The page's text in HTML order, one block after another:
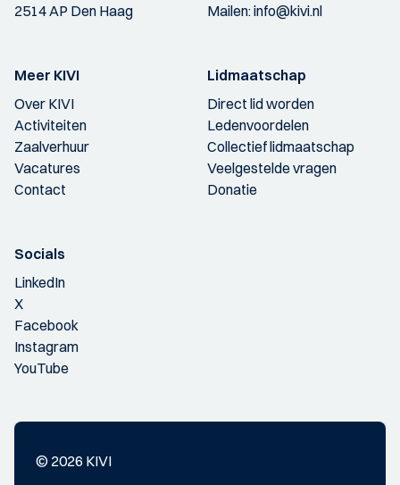
2514 AP Den Haag
Mailen:info@kivi.nl
Meer KIVI
Over KIVI
Activiteiten
Zaalverhuur
Vacatures
Contact
Lidmaatschap
Direct lid worden
Ledenvoordelen
Collectief lidmaatschap
Veelgestelde vragen
Donatie
Socials
LinkedIn
X
Facebook
Instagram
YouTube
© 2026 KIVI